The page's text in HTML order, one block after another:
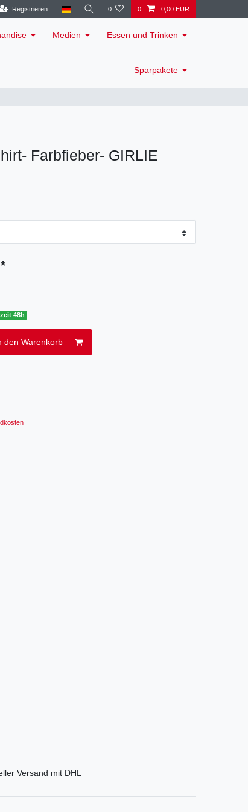
Registrieren 0 0 0,00 EUR
Medien Essen und Trinken
Sparpakete
Farbfieber- GIRLIE
*
48h
den Warenkorb
Versand mit DHL